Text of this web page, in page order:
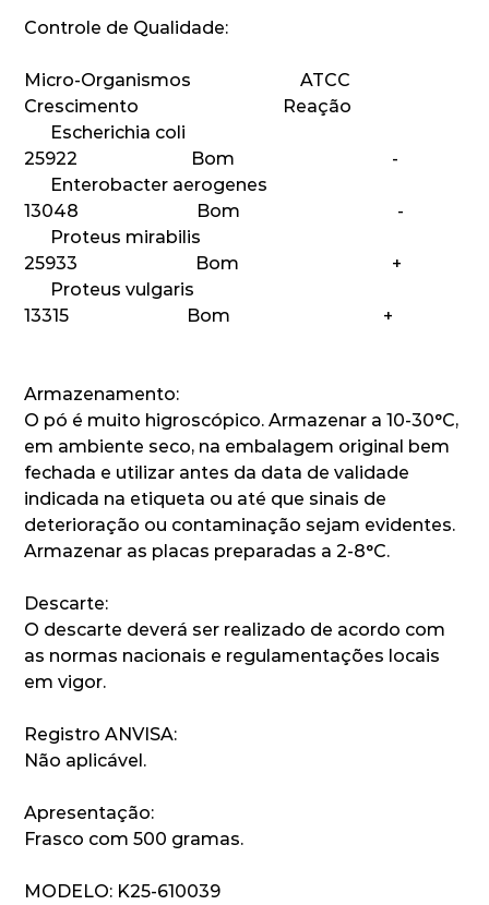
Controle de Qualidade:
Micro-Organismos ATCC
Crescimento Reação
Escherichia coli
25922 Bom -
Enterobacter aerogenes
13048 Bom -
Proteus mirabilis
25933 Bom +
Proteus vulgaris
13315 Bom +
Armazenamento:
O pó é muito higroscópico. Armazenar a 10-30°C,
em ambiente seco, na embalagem original bem
fechada e utilizar antes da data de validade
indicada na etiqueta ou até que sinais de
deterioração ou contaminação sejam evidentes.
Armazenar as placas preparadas a 2-8°C.
Descarte:
O descarte deverá ser realizado de acordo com
as normas nacionais e regulamentações locais
em vigor.
Registro ANVISA:
Não aplicável.
Apresentação:
Frasco com 500 gramas.
MODELO: K25-610039